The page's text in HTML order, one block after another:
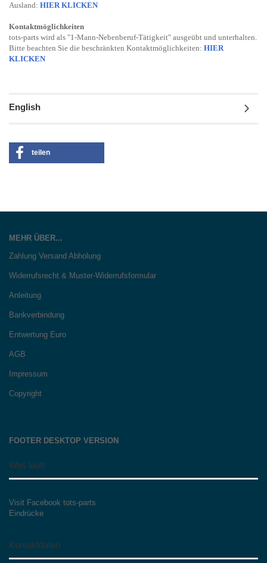
Ausland: HIER KLICKEN
Kontaktmöglichkeiten
tots-parts wird als "1-Mann-Nebenberuf-Tätigkeit" ausgeübt und unterhalten.
Bitte beachten Sie die beschränkten Kontaktmöglichkeiten: HIER
KLICKEN
English
teilen
MEHR ÜBER...
Zahlung Versand Abholung
Widerrufsrecht & Muster-Widerrufsformular
Anleitung
Bankverbindung
Entwertung Euro
AGB
Impressum
Copyright
FOOTER DESKTOP VERSION
Was läuft
Visit Facebook tots-parts
Eindrücke
Kontaktdaten